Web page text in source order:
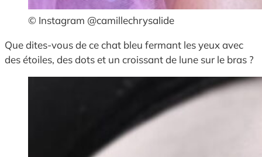
© Instagram @camillechrysalide
Que dites-vous de ce chat bleu fermant les yeux avec
des étoiles, des dots et un croissant de lune sur le bras ?